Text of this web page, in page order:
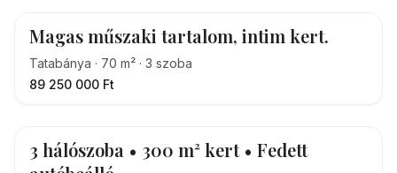
Magas műszaki tartalom, intim kert.
Tatabánya · 70 m² · 3 szoba
89 250 000 Ft
3 hálószoba • 300 m² kert • Fedett